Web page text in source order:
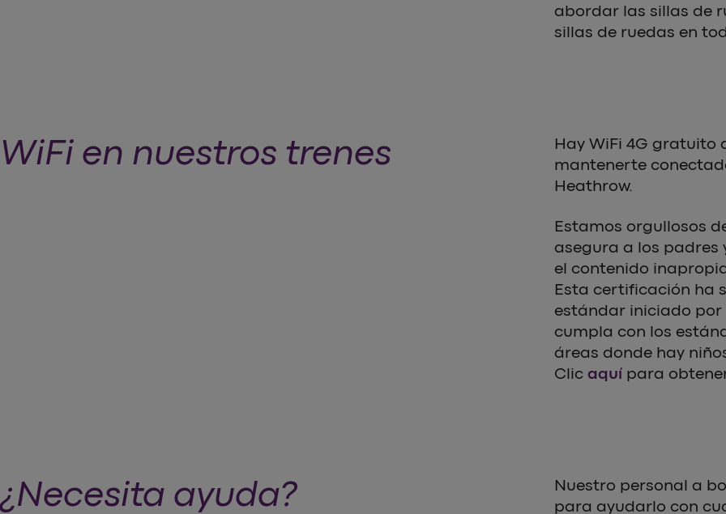
abordar las sillas de
sillas de ruedas en
WiFi en nuestros trenes
Hay WiFi 4G gratuito
mantenerte
Heathrow.
Estamos orgullosos
asegura a los
el contenido
Esta certificación ha
estándar iniciado por
cumpla con los
áreas donde hay
Clic aquí para
¿Necesita ayuda?
Nuestro personal a
para ayudarlo con